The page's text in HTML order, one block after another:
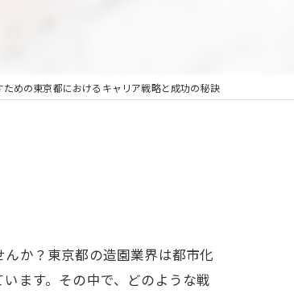
めの東京都におけるキャリア戦略と成功の秘訣
か？東京都の造園業界は都市化
ます。その中で、どのような戦